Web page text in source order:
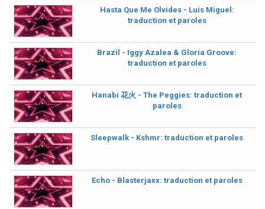
Hasta Que Me Olvides - Luis Miguel:
traduction et paroles
Brazil - Iggy Azalea & Gloria Groove:
traduction et paroles
Hanabi 花火 - The Peggies: traduction et
paroles
Sleepwalk - Kshmr: traduction et paroles
Echo - Blasterjaxx: traduction et paroles